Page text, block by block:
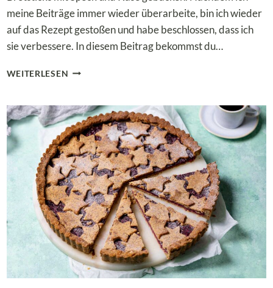
meine Beiträge immer wieder überarbeite, bin ich wieder
auf das Rezept gestoßen und habe beschlossen, dass ich
sie verbessere. In diesem Beitrag bekommst du…
WEITERLESEN DEFTIGE
BROTSTANGEN
MIT
SPECK
UND
KÄSE